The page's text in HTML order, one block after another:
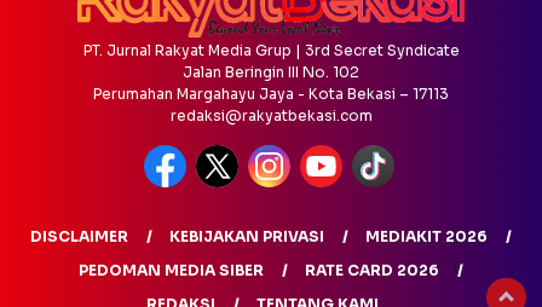
PT. Jurnal Rakyat Media Grup | 3rd Secret Syndicate
Jalan Beringin III No. 102
Perumahan Margahayu Jaya - Kota Bekasi – 17113
redaksi@rakyatbekasi.com
DISCLAIMER KEBIJAKAN PRIVASI
MEDIAKIT 2026
PEDOMAN MEDIA SIBER
RATE CARD 2026